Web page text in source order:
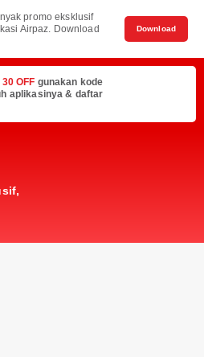
promo eksklusif
Airpaz. Download
Download
OFF gunakan kode
aplikasinya & daftar